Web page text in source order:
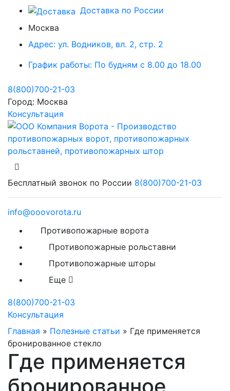
Доставка по России
Москва
Адрес: ул. Водников, вл. 2, стр. 2
График работы: По будням с 8.00 до 18.00
8(800)700-21-03
Город: Москва
Консультация
Бесплатный звонок по России 8(800)700-21-03
info@ooovorota.ru
Противопожарные ворота
Противопожарные рольставни
Противопожарные шторы
Еще
8(800)700-21-03
Консультация
Главная » Полезные статьи » Где применяется
бронированное стекло
Где применяется
бронированное